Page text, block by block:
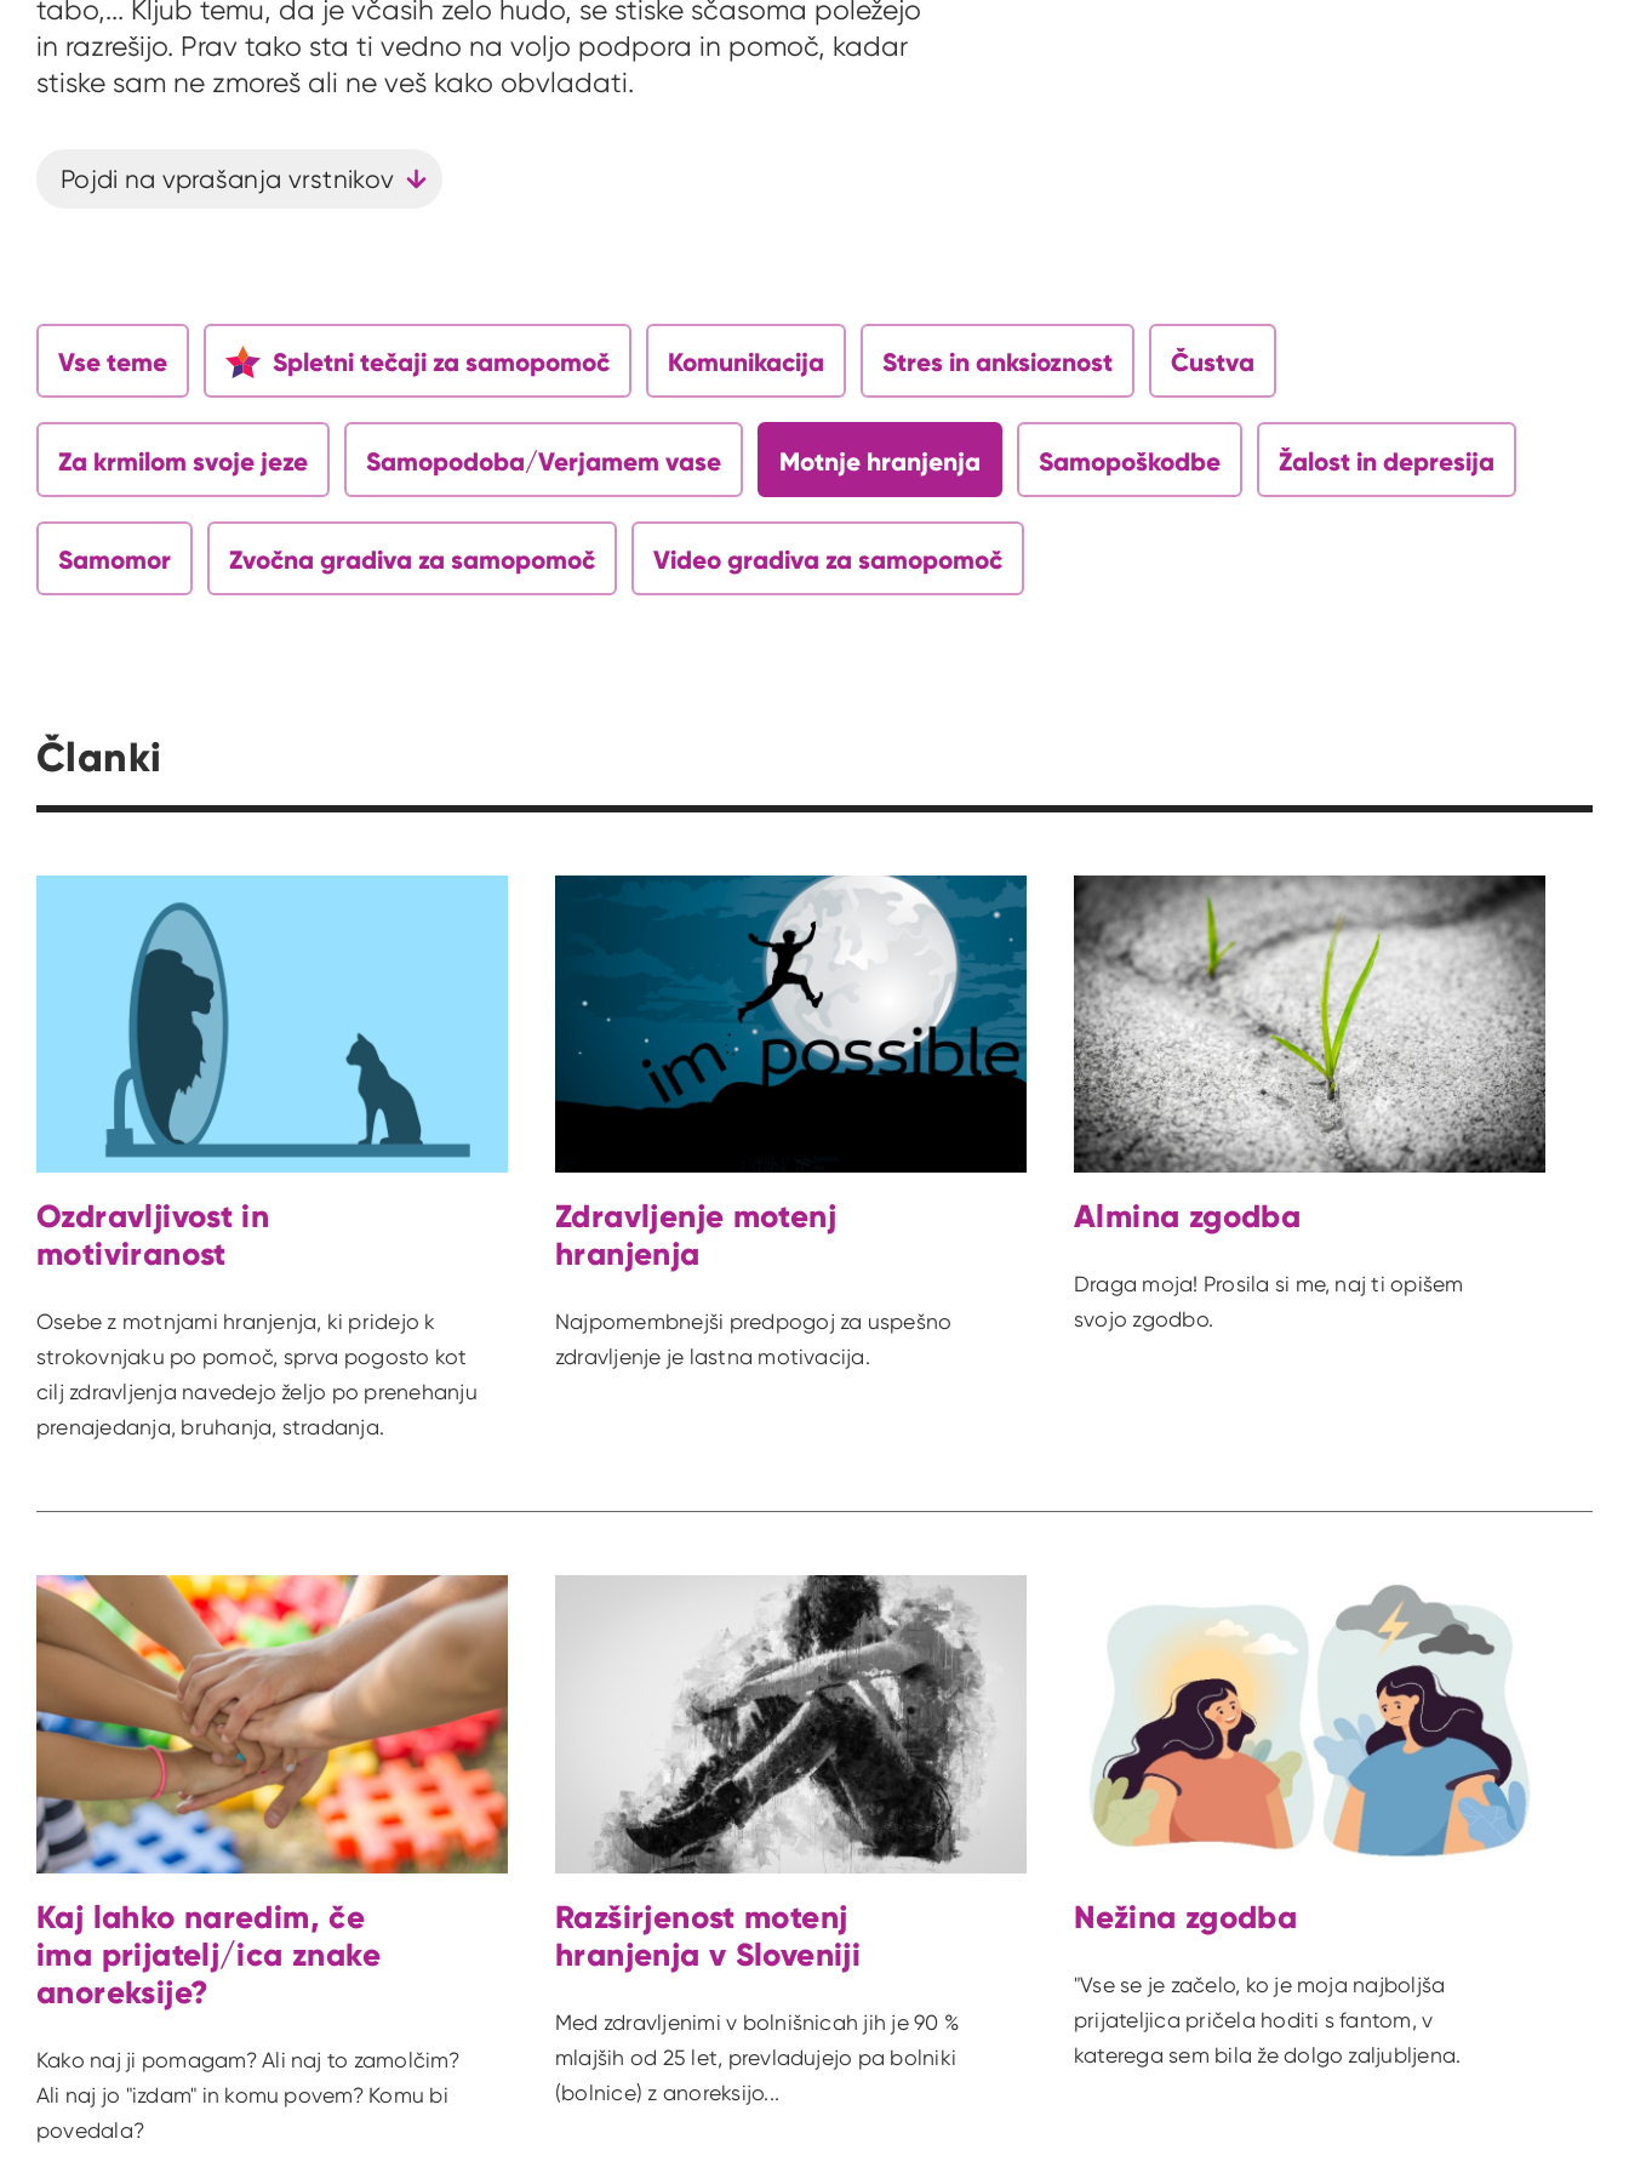
tabo,... Kljub temu, da je včasih zelo hudo, se stiske sčasoma poležejo
in razrešijo. Prav tako sta ti vedno na voljo podpora in pomoč, kadar
stiske sam ne zmoreš ali ne veš kako obvladati.
Pojdi na vprašanja vrstnikov
Vse teme Spletni tečaji za samopomoč Komunikacija Stres in anksioznost Čustva
Za krmilom svoje jeze Samopodoba/Verjamem vase Motnje hranjenja Samopoškodbe Žalost in depresija
Samomor Zvočna gradiva za samopomoč Video gradiva za samopomoč
Članki
Ozdravljivost in
motiviranost
Osebe z motnjami hranjenja, ki pridejo k
strokovnjaku po pomoč, sprva pogosto kot
cilj zdravljenja navedejo željo po prenehanju
prenajedanja, bruhanja, stradanja.
Zdravljenje motenj
hranjenja
Najpomembnejši predpogoj za uspešno
zdravljenje je lastna motivacija.
Almina zgodba
Draga moja! Prosila si me, naj ti opišem
svojo zgodbo.
Kaj lahko naredim, če
ima prijatelj/ica znake
anoreksije?
Kako naj ji pomagam? Ali naj to zamolčim?
Ali naj jo "izdam" in komu povem? Komu bi
povedala?
Razširjenost motenj
hranjenja v Sloveniji
Med zdravljenimi v bolnišnicah jih je 90 %
mlajših od 25 let, prevladujejo pa bolniki
(bolnice) z anoreksijo...
Nežina zgodba
"Vse se je začelo, ko je moja najboljša
prijateljica pričela hoditi s fantom, v
katerega sem bila že dolgo zaljubljena.